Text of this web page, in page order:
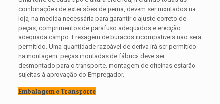
combinações de extensões de perna, devem ser montados na
loja, na medida necessária para garantir o ajuste correto de
peças, comprimentos de parafuso adequados e erecção
adequada campo. Fresagem de buracos incompatíveis não será
permitido. Uma quantidade razoável de deriva irá ser permitido
na montagem. peças montadas de fábrica deve ser
desmontado para o transporte. montagem de oficinas estarão
sujeitas à aprovação do Empregador.
Embalagem e Transporte